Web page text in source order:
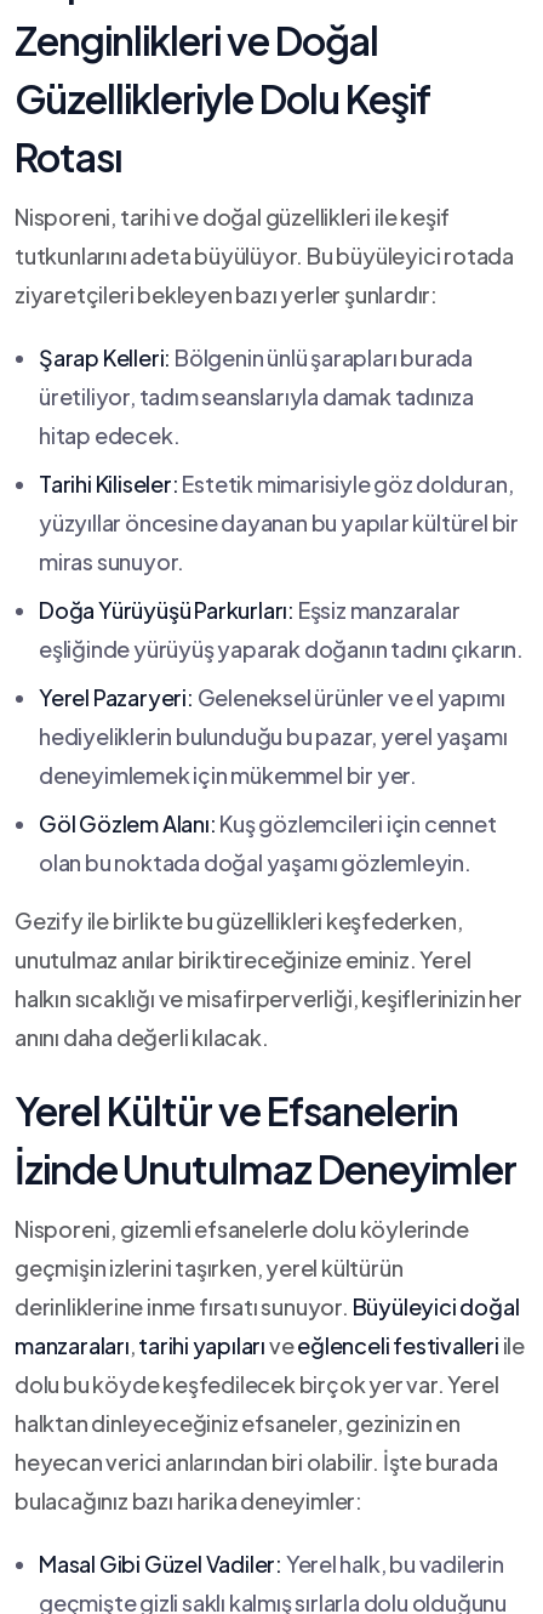
Zenginlikleri ve Doğal
Güzellikleriyle Dolu Keşif
Rotası
Nisporeni, ‍tarihi ve doğal ​güzellikleri ile keşif
‌tutkunlarını adeta büyülüyor. Bu büyüleyici rotada
ziyaretçileri bekleyen bazı yerler şunlardır:
Şarap Kelleri: Bölgenin ünlü şarapları burada
üretiliyor, tadım seanslarıyla ‌damak tadınıza
hitap edecek.
Tarihi Kiliseler: Estetik mimarisiyle ⁤göz ⁢dolduran, ​
yüzyıllar öncesine dayanan bu yapılar kültürel bir
miras sunuyor.
Doğa ‌Yürüyüşü Parkurları: Eşsiz manzaralar
eşliğinde yürüyüş yaparak doğanın ‍tadını ⁢çıkarın.
Yerel Pazaryeri: ‌Geleneksel ürünler ve el‍ yapımı
hediyeliklerin bulunduğu bu pazar, ⁣yerel yaşamı
deneyimlemek için mükemmel bir ‍yer.
Göl Gözlem Alanı: Kuş ⁢gözlemcileri için cennet
‍olan bu noktada doğal yaşamı gözlemleyin.
Gezify ile birlikte bu güzellikleri keşfederken,
unutulmaz anılar biriktireceğinize eminiz. Yerel
halkın sıcaklığı ve misafirperverliği, keşiflerinizin her
anını daha değerli kılacak.
Yerel Kültür ve‍ Efsanelerin
İzinde⁢ Unutulmaz Deneyimler
Nisporeni, gizemli efsanelerle⁣ dolu köylerinde
geçmişin⁤ izlerini taşırken, yerel kültürün
derinliklerine‍ inme fırsatı sunuyor. Büyüleyici doğal
manzaraları,⁢tarihi⁢ yapıları​veeğlenceli festivalleri ile
dolu bu köyde ‌keşfedilecek‍ birçok yer var. Yerel
halktan dinleyeceğiniz efsaneler,‌ gezinizin en
heyecan verici​ anlarından biri olabilir. İşte burada ​
bulacağınız bazı harika deneyimler:
Masal Gibi Güzel Vadiler: Yerel⁤ halk, bu vadilerin
geçmişte gizli saklı kalmış sırlarla dolu olduğunu